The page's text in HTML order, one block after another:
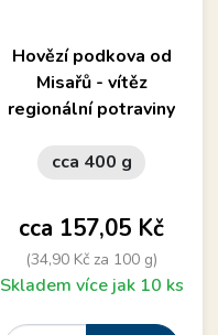
Hovězí podkova od
Misařů - vítěz
regionální potraviny
cca 400 g
Cena
cca 157,05 Kč
(34,90 Kč za 100 g)
Skladem více jak 10 ks